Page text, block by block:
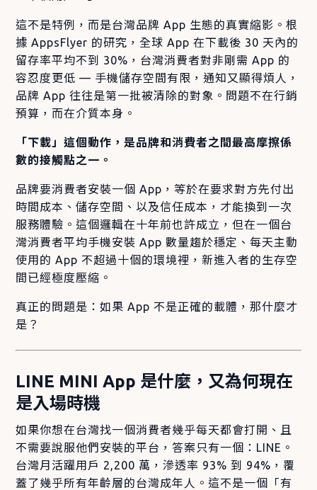
這不是特例，而是台灣品牌 App 生態的真實縮影。根
據 AppsFlyer 的研究，全球 App 在下載後 30 天內的
留存率平均不到 30%，台灣消費者對非剛需 App 的
容忍度更低 — 手機儲存空間有限，通知又顯得煩人，
品牌 App 往往是第一批被清除的對象。問題不在行銷
預算，而在介質本身。
「下載」這個動作，是品牌和消費者之間最高摩擦係
數的接觸點之一。
品牌要消費者安裝一個 App，等於在要求對方先付出
時間成本、儲存空間、以及信任成本，才能換到一次
服務體驗。這個邏輯在十年前也許成立，但在一個台
灣消費者平均手機安裝 App 數量趨於穩定、每天主動
使用的 App 不超過十個的環境裡，新進入者的生存空
間已經極度壓縮。
真正的問題是：如果 App 不是正確的載體，那什麼才
是？
LINE MINI App 是什麼，又為何現在
是入場時機
如果你想在台灣找一個消費者幾乎每天都會打開、且
不需要說服他們安裝的平台，答案只有一個：LINE。
台灣月活躍用戶 2,200 萬，滲透率 93% 到 94%，覆
蓋了幾乎所有年齡層的台灣成年人。這不是一個「有